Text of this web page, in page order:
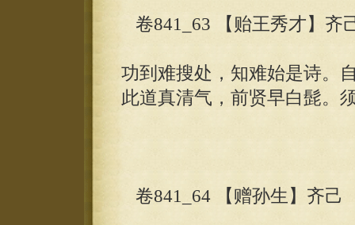
卷841_63 【贻王秀才】齐
功到难搜处，知难始是诗。
此道真清气，前贤早白髭。
卷841_64 【赠孙生】齐己